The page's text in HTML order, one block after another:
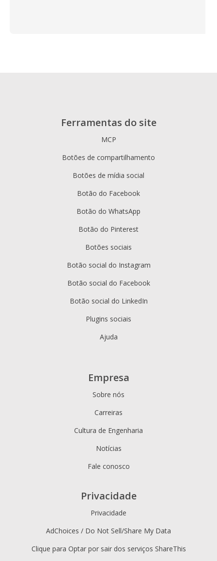
Ferramentas do site
MCP
Botões de compartilhamento
Botões de mídia social
Botão do Facebook
Botão do WhatsApp
Botão do Pinterest
Botões sociais
Botão social do Instagram
Botão social do Facebook
Botão social do LinkedIn
Plugins sociais
Ajuda
Empresa
Sobre nós
Carreiras
Cultura de Engenharia
Notícias
Fale conosco
Privacidade
Privacidade
AdChoices / Do Not Sell/Share My Data
Clique para Optar por sair dos serviços ShareThis